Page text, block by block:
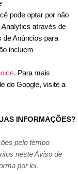
pode optar por não
através de
de Anúncios para
incluem
. Para mais
do Google, visite a
INFORMAÇÕES?
pelo tempo
neste Aviso de
por lei.